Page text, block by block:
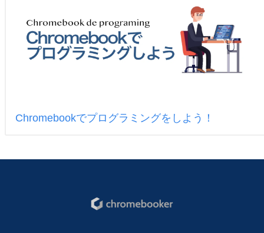
Chromebookでプログラミングをしよう！